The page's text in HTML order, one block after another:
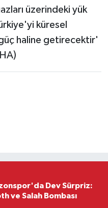
üzerindeki yük
küresel
haline getirecektir'
Dev Sürpriz:
ve Salah Bombası